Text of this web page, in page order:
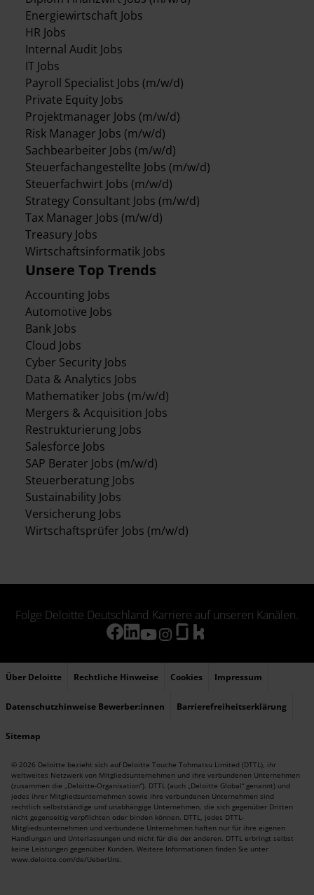
Unsere Top Trends
Accounting Jobs
Automotive Jobs
Bank Jobs
Cloud Jobs
Cyber Security Jobs
Data & Analytics Jobs
Mathematiker Jobs (m/w/d)
Mergers & Acquisition Jobs
Restrukturierung Jobs
Salesforce Jobs
SAP Berater Jobs (m/w/d)
Steuerberatung Jobs
Sustainability Jobs
Versicherung Jobs
Wirtschaftsprüfer Jobs (m/w/d)
Energiewirtschaft Jobs
HR Jobs
Internal Audit Jobs
IT Jobs
Payroll Specialist Jobs (m/w/d)
Private Equity Jobs
Projektmanager Jobs (m/w/d)
Risk Manager Jobs (m/w/d)
Sachbearbeiter Jobs (m/w/d)
Steuerfachangestellte Jobs (m/w/d)
Steuerfachwirt Jobs (m/w/d)
Strategy Consultant Jobs (m/w/d)
Tax Manager Jobs (m/w/d)
Treasury Jobs
Wirtschaftsinformatik Jobs
Folge Deloitte Deutschland Karriere auf unseren Kanälen.
Über Deloitte Rechtliche Hinweise Cookies Impressum
Datenschutzhinweise Bewerber:innen Barrierefreiheitserklärung
Sitemap
© 2026 Deloitte bezieht sich auf Deloitte Touche Tohmatsu Limited (DTTL), ihr
weltweites Netzwerk von Mitgliedsunternehmen und ihre verbundenen Unternehmen
(zusammen die „Deloitte-Organisation“). DTTL (auch „Deloitte Global“ genannt) und
jedes ihrer Mitgliedsunternehmen sowie ihre verbundenen Unternehmen sind
rechtlich selbstständige und unabhängige Unternehmen, die sich gegenüber Dritten
nicht gegenseitig verpflichten oder binden können. DTTL, jedes DTTL-
Mitgliedsunternehmen und verbundene Unternehmen haften nur für ihre eigenen
Handlungen und Unterlassungen und nicht für die der anderen. DTTL erbringt selbst
keine Leistungen gegenüber Kunden. Weitere Informationen finden Sie unter
www.deloitte.com/de/UeberUns.